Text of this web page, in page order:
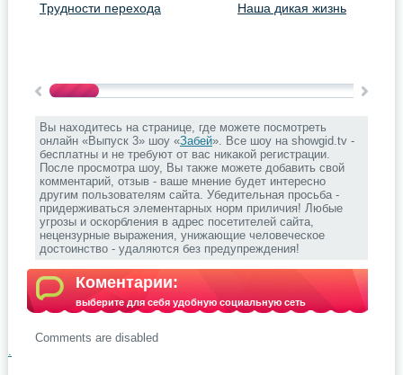
Трудности перехода Наша дикая жизнь
Вы находитесь на странице, где можете посмотреть
онлайн «Выпуск 3» шоу «Забей». Все шоу на showgid.tv -
бесплатны и не требуют от вас никакой регистрации.
После просмотра шоу, Вы также можете добавить свой
комментарий, отзыв - ваше мнение будет интересно
другим пользователям сайта. Убедительная просьба -
придерживаться элементарных норм приличия! Любые
угрозы и оскорбления в адрес посетителей сайта,
нецензурные выражения, унижающие человеческое
достоинство - удаляются без предупреждения!
Коментарии:
выберите для себя удобную социальную сеть
Comments are disabled
.